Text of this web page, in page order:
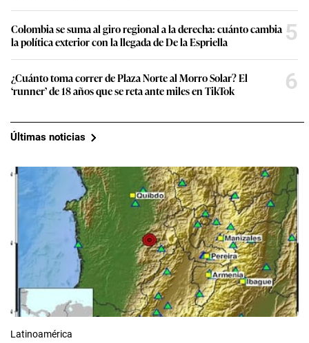
Colombia se suma al giro regional a la derecha: cuánto cambia
la política exterior con la llegada de De la Espriella
5
¿Cuánto toma correr de Plaza Norte al Morro Solar? El
‘runner’ de 18 años que se reta ante miles en TikTok
6
Últimas noticias
Latinoamérica